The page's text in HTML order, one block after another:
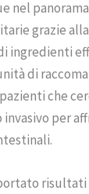
nel
grazie
ingredienti
di
che
per